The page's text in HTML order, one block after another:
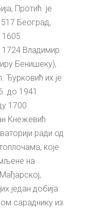
Протић је
Београд,
1605
Владимир
Бенишеку),
Ђурковић их је
до 1941.
1700
Кнежевић
ради од
које
на
један добија
сараднику из